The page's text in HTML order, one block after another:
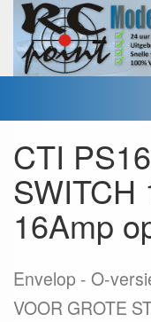
CTI
SWITCH
16Amp
Envelop
O-
VOOR GROTE